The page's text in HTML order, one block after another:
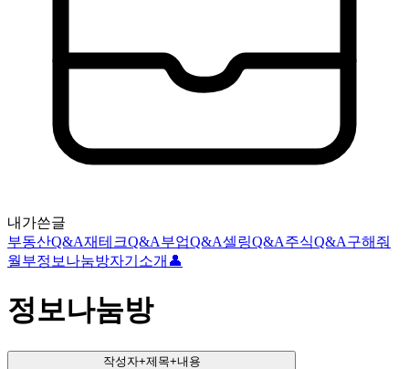
내가쓴글
부동산Q&A재테크Q&A부업Q&A셀링Q&A주식Q&A구해줘
월부정보나눔방자기소개👤
정보나눔방
작성자+제목+내용